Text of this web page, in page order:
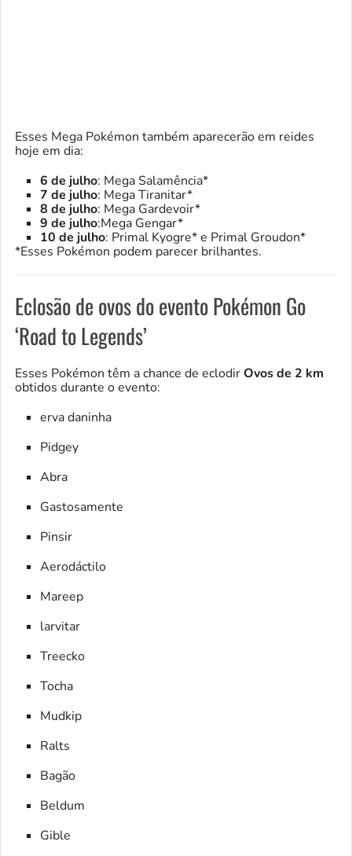
Esses Mega Pokémon também aparecerão em reides
hoje em dia:
6 de julho: Mega Salamência*
7 de julho: Mega Tiranitar*
8 de julho: Mega Gardevoir*
9 de julho:Mega Gengar*
10 de julho: Primal Kyogre* e Primal Groudon*
*Esses Pokémon podem parecer brilhantes.
Eclosão de ovos do evento Pokémon Go
‘Road to Legends’
Esses Pokémon têm a chance de eclodirOvos de 2 km
obtidos durante o evento:
erva daninha
Pidgey
Abra
Gastosamente
Pinsir
Aerodáctilo
Mareep
larvitar
Treecko
Tocha
Mudkip
Ralts
Bagão
Beldum
Gible